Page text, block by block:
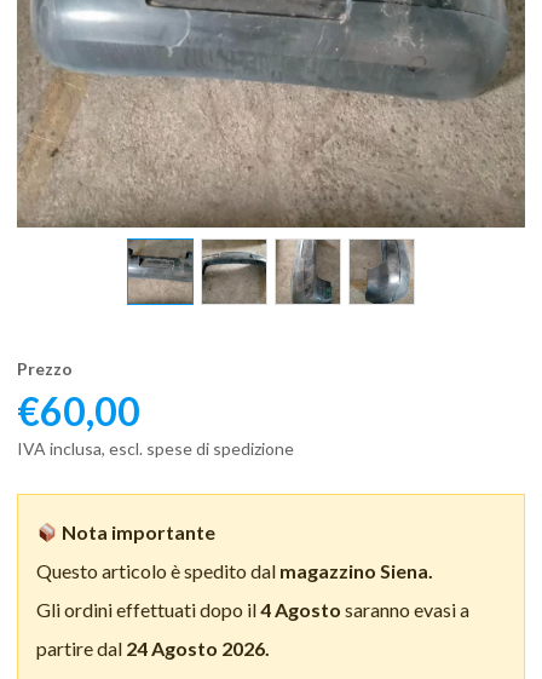
Prezzo
€60,00
IVA inclusa, escl. spese di spedizione
Nota importante
Questo articolo è spedito dal magazzino Siena.
Gli ordini effettuati dopo il4 Agosto saranno evasi a
partire dal 24 Agosto 2026.